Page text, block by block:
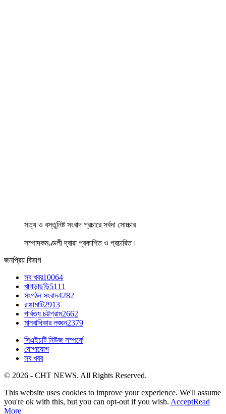
সত্য ও বস্তুনিষ্ট সংবাদ প্রচারে সর্বদা সোচ্চার
সম্পাদকমণ্ডলী দ্বারা প্রকাশিত ও প্রচারিত।
জনপ্রিয় বিভাগ
সব খবর10064
খাগড়াছড়ি5111
সংগঠন সংবাদ4282
রাঙামাটি2913
পার্বত্য চট্টগ্রাম2662
মানবাধিকার লঙ্ঘন2379
সিএইচটি নিউজ সম্পর্কে
যোগাযোগ
সব খবর
© 2026 - CHT NEWS. All Rights Reserved.
This website uses cookies to improve your experience. We'll assume
you're ok with this, but you can opt-out if you wish. AcceptRead
More